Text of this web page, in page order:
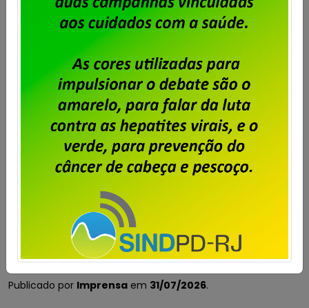
Dataprev: trabalhadores do
RJ aprovam proposta da PLR
Publicado por Imprensa em 31/07/2026.